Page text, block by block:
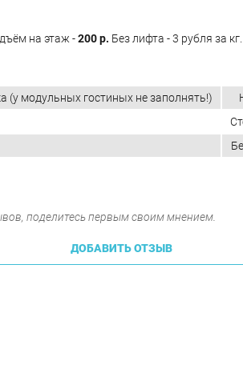
на этаж -200 р. Без лифта - 3 рубля за
(у модульных гостиных не заполнять!)
поделитесь первым своим мнением.
ДОБАВИТЬ ОТЗЫВ